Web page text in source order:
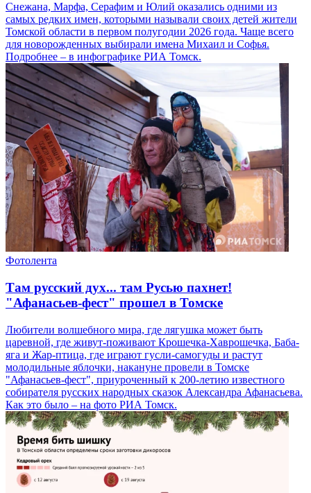
Снежана, Марфа, Серафим и Юлий оказались одними из
самых редких имен, которыми называли своих детей жители
Томской области в первом полугодии 2026 года. Чаще всего
для новорожденных выбирали имена Михаил и Софья.
Подробнее – в инфографике РИА Томск.
Фотолента
Там русский дух... там Русью пахнет!
"Афанасьев-фест" прошел в Томске
Любители волшебного мира, где лягушка может быть
царевной, где живут-поживают Крошечка-Хаврошечка, Баба-
яга и Жар-птица, где играют гусли-самогуды и растут
молодильные яблочки, накануне провели в Томске
"Афанасьев-фест", приуроченный к 200-летию известного
собирателя русских народных сказок Александра Афанасьева.
Как это было – на фото РИА Томск.